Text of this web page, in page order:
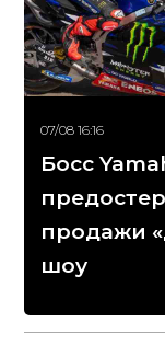
07/08 16:16
Босс
продажи
шоу